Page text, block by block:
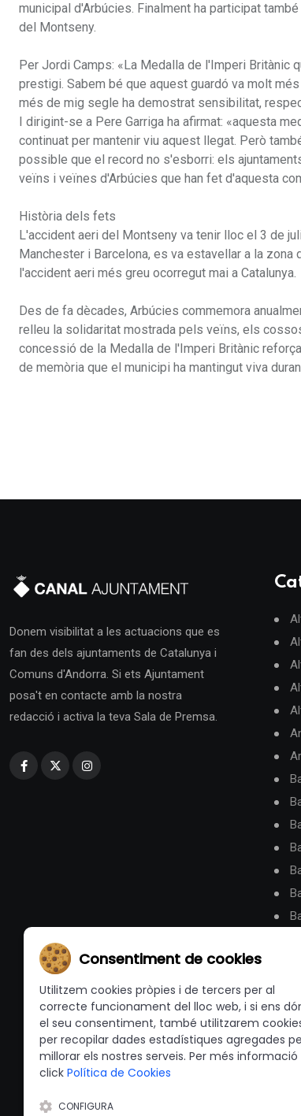
municipal d'Arbúcies. Finalment ha participat
del Montseny.
Per Jordi Camps: «La Medalla de l'Imperi Britànic
prestigi. Sabem bé que aquest guardó va molt
més de mig segle ha demostrat sensibilitat,
I dirigint-se a Pere Garriga ha afirmat: «aquesta
continuat per mantenir viu aquest llegat. Però
possible que el record no s'esborri: els
veïns i veïnes d'Arbúcies que han fet d'aquesta
Història dels fets
L'accident aeri del Montseny va tenir lloc el 3 de
Manchester i Barcelona, es va estavellar a la
l'accident aeri més greu ocorregut mai a Catalunya.
Des de fa dècades, Arbúcies commemora
relleu la solidaritat mostrada pels veïns, els
concessió de la Medalla de l'Imperi Britànic
de memòria que el municipi ha mantingut viva
Donem visibilitat a les actuacions que es
fan des dels ajuntaments de Catalunya i
Comuns d'Andorra. Si ets Ajuntament
posa't en contacte amb la nostra
redacció i activa la teva Sala de Premsa.
Consentiment de cookies
Utilitzem cookies pròpies i de tercers per al
correcte funcionament del lloc web, i si ens
el seu consentiment, també utilitzarem
per recopilar dades estadístiques agregades
millorar els nostres serveis. Per més informació
click Política de Cookies
CONFIGURA